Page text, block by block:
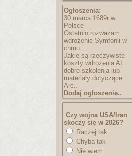
Ogłoszenia:
30 marca 1689r w
Polsce
Ostatnio rozważam
wdrożenie Symfonii w
chmu..
Jakie są rzeczywiste
koszty wdrożenia AI
dobre szkolenia lub
materiały dotyczące
Arc..
Dodaj ogłoszenie..
Czy wojna USA/Iran
skoczy się w 2026?
Raczej tak
Chyba tak
Nie wiem